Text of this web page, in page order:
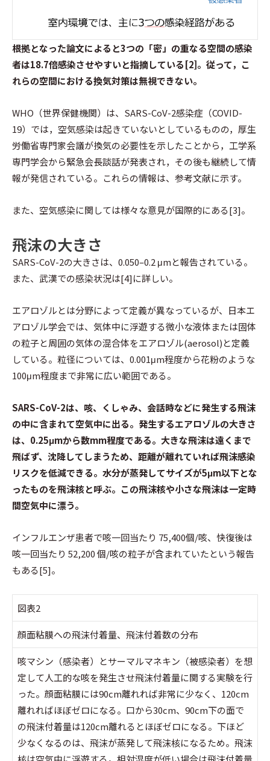
根拠となった論文によると3つの「密」の重なる空間の感染
者は18.7倍感染させやすいと指摘している[2]。従って，こ
れらの空間における換気対策は無視できない。
WHO（世界保健機関）は、SARS-CoV-2感染症（COVID-
19）では，空気感染は起きていないとしているものの，厚生
労働省専門家会議が換気の必要性を示したことから，工学系
専門学会から緊急会長談話が発表され，その後も継続して情
報が発信されている。これらの情報は、参考文献に示す。
また、空気感染に関しては様々な意見が国際的にある[3]。
飛沫の大きさ
SARS-CoV-2の大きさは、0.050–0.2 μmと報告されている。
また、武漢での感染状況は[4]に詳しい。
エアロゾルとは分野によって定義が異なっているが、日本エ
アロゾル学会では、気体中に浮遊する微小な液体または固体
の粒子と周囲の気体の混合体をエアロゾル(aerosol)と定義
している。粒径については、0.001μm程度から花粉のような
100μm程度まで非常に広い範囲である。
SARS-CoV-2は、咳、くしゃみ、会話時などに発生する飛沫
の中に含まれて空気中に出る。発生するエアロゾルの大きさ
は、0.25μmから数mm程度である。大きな飛沫は遠くまで
飛ばず、沈降してしまうため、距離が離れていれば飛沫感染
リスクを低減できる。水分が蒸発してサイズが5μm以下とな
ったものを飛沫核と呼ぶ。この飛沫核や小さな飛沫は一定時
間空気中に漂う。
インフルエンザ患者で咳一回当たり 75,400個/咳、快復後は
咳一回当たり 52,200 個/咳の粒子が含まれていたという報告
もある[5]。
図表2
顔面粘膜への飛沫付着量、飛沫付着数の分布
咳マシン（感染者）とサーマルマネキン（被感染者）を想
定して人工的な咳を発生させ飛沫付着量に関する実験を行
った。顔面粘膜には90cm離れれば非常に少なく、120cm
離れればほぼゼロになる。口から30cm、90cm下の面で
の飛沫付着量は120cm離れるとほぼゼロになる。下ほど
少なくなるのは、飛沫が蒸発して飛沫核になるため。飛沫